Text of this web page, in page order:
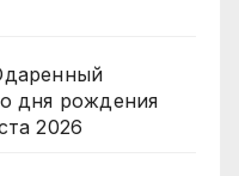
дня рождения
2026